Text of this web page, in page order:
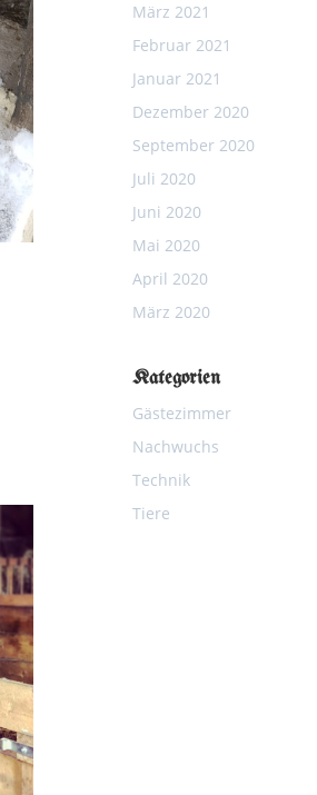
März 2021
Februar 2021
Januar 2021
Dezember 2020
September 2020
Juli 2020
Juni 2020
Mai 2020
April 2020
März 2020
Kategorien
Gästezimmer
Nachwuchs
Technik
Tiere